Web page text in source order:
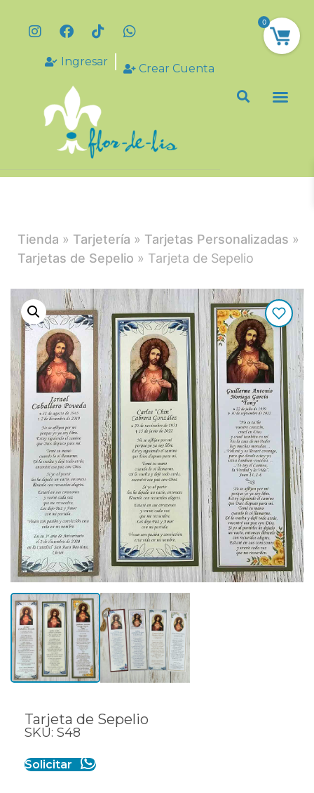
Ingresar
Crear Cuenta
Tienda » Tarjetería » Tarjetas Personalizadas »
Tarjetas de Sepelio » Tarjeta de Sepelio
Tarjeta de Sepelio
SKU: S48
Solicitar
0